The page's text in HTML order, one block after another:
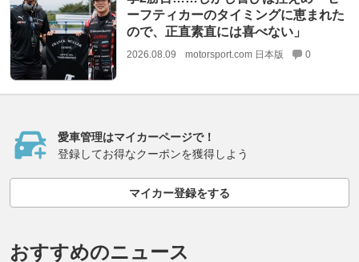
ーフティカーのタイミングに恵まれた
ので、正直素直には喜べない」
2026.08.09 motorsport.com 日本版 0
愛車管理はマイカーページで！
登録してお得なクーポンを獲得しよう
マイカー登録をする
おすすめのニュース